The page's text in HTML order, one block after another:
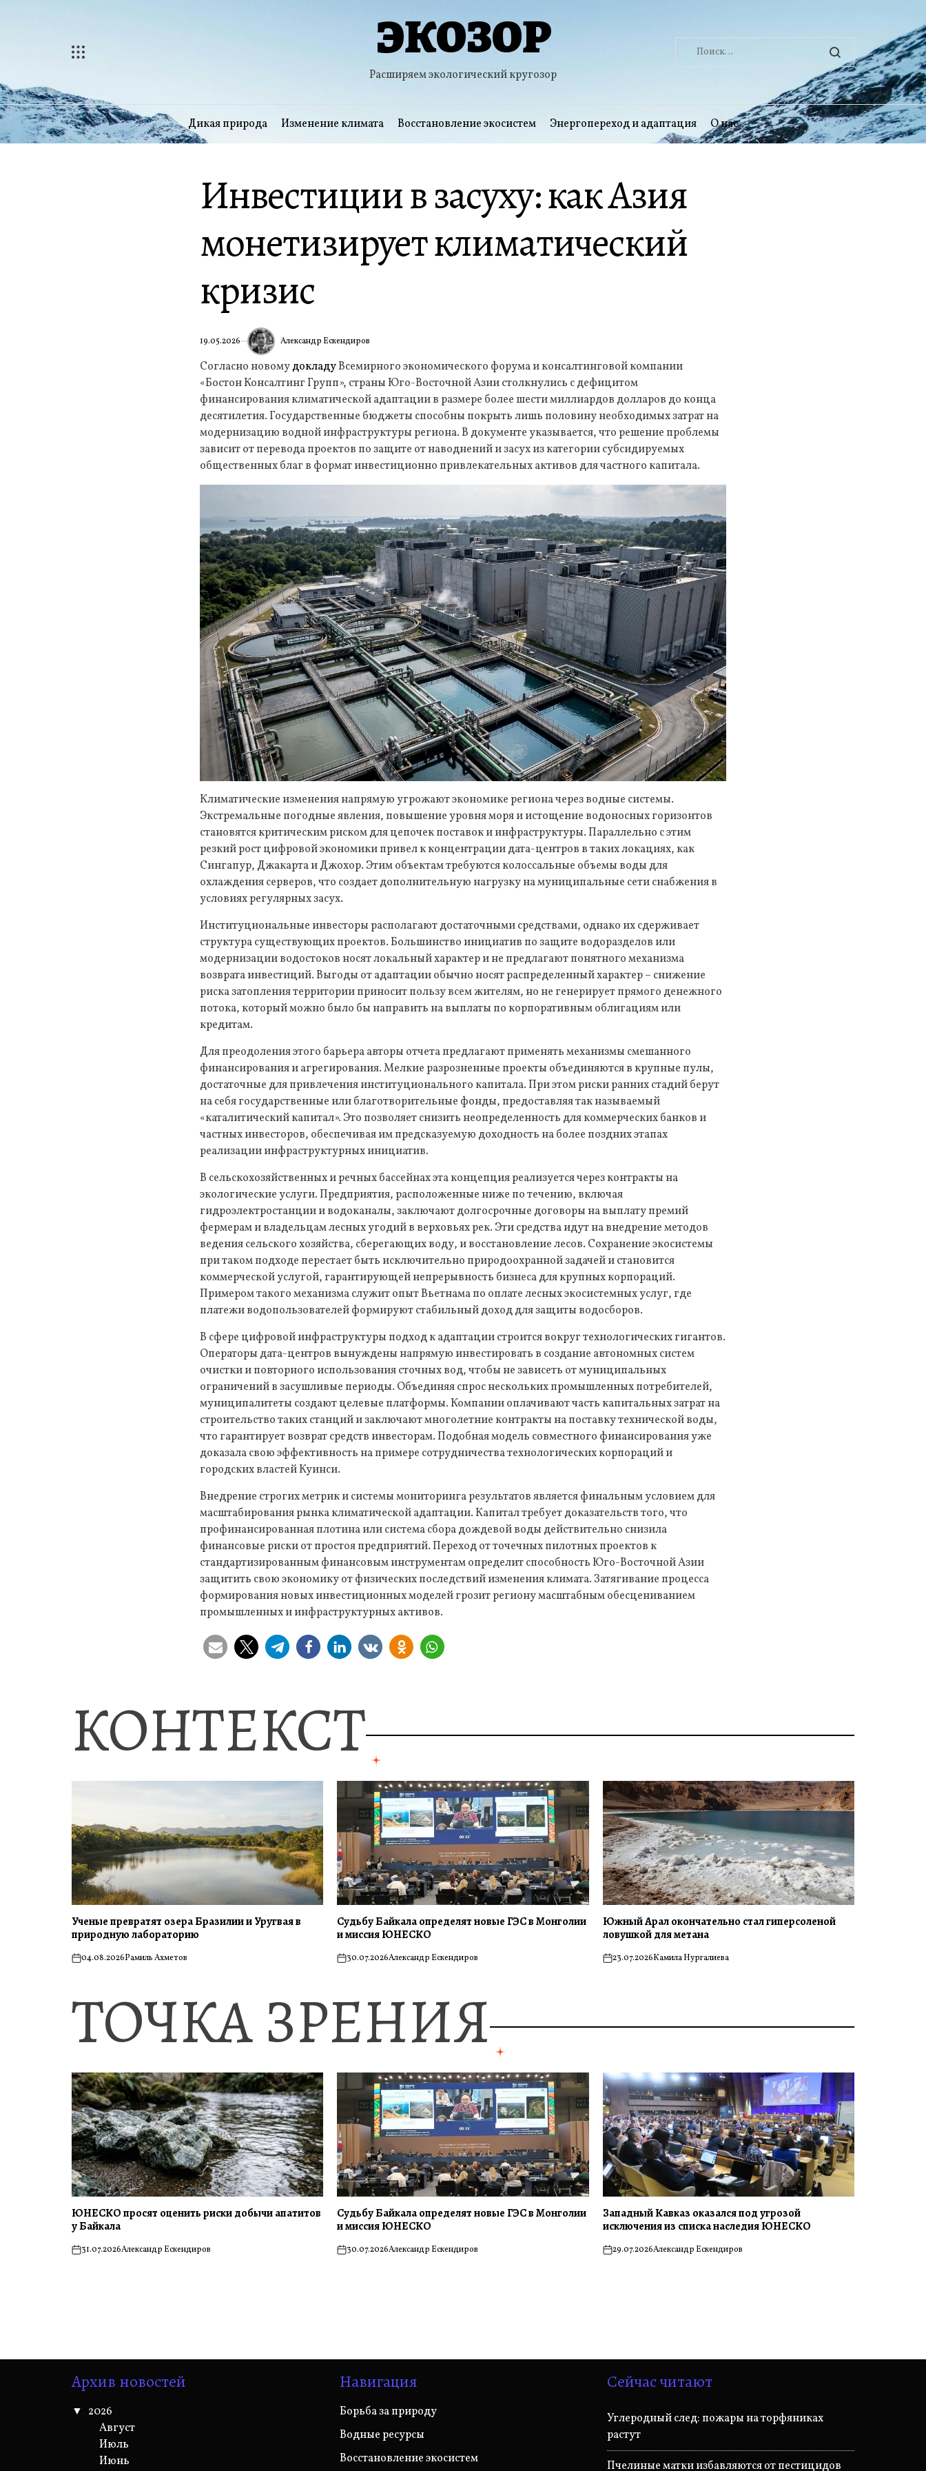
ЭКОЗОР
Расширяем экологический кругозор
Найти:
Дикая природа Изменение климата Восстановление экосистем Энергопереход и адаптация О нас
Инвестиции в засуху: как Азия
монетизирует климатический
кризис
19.05.2026 Александр Ескендиров
Согласно новомудокладуВсемирного экономического форума и консалтинговой компании
«Бостон Консалтинг Групп», страны Юго-Восточной Азии столкнулись с дефицитом
финансирования климатической адаптации в размере более шести миллиардов долларов до конца
десятилетия. Государственные бюджеты способны покрыть лишь половину необходимых затрат на
модернизацию водной инфраструктуры региона. В документе указывается, что решение проблемы
зависит от перевода проектов по защите от наводнений и засух из категории субсидируемых
общественных благ в формат инвестиционно привлекательных активов для частного капитала.
Климатические изменения напрямую угрожают экономике региона через водные системы.
Экстремальные погодные явления, повышение уровня моря и истощение водоносных горизонтов
становятся критическим риском для цепочек поставок и инфраструктуры. Параллельно с этим
резкий рост цифровой экономики привел к концентрации дата-центров в таких локациях, как
Сингапур, Джакарта и Джохор. Этим объектам требуются колоссальные объемы воды для
охлаждения серверов, что создает дополнительную нагрузку на муниципальные сети снабжения в
условиях регулярных засух.
Институциональные инвесторы располагают достаточными средствами, однако их сдерживает
структура существующих проектов. Большинство инициатив по защите водоразделов или
модернизации водостоков носят локальный характер и не предлагают понятного механизма
возврата инвестиций. Выгоды от адаптации обычно носят распределенный характер – снижение
риска затопления территории приносит пользу всем жителям, но не генерирует прямого денежного
потока, который можно было бы направить на выплаты по корпоративным облигациям или
кредитам.
Для преодоления этого барьера авторы отчета предлагают применять механизмы смешанного
финансирования и агрегирования. Мелкие разрозненные проекты объединяются в крупные пулы,
достаточные для привлечения институционального капитала. При этом риски ранних стадий берут
на себя государственные или благотворительные фонды, предоставляя так называемый
«каталитический капитал». Это позволяет снизить неопределенность для коммерческих банков и
частных инвесторов, обеспечивая им предсказуемую доходность на более поздних этапах
реализации инфраструктурных инициатив.
В сельскохозяйственных и речных бассейнах эта концепция реализуется через контракты на
экологические услуги. Предприятия, расположенные ниже по течению, включая
гидроэлектростанции и водоканалы, заключают долгосрочные договоры на выплату премий
фермерам и владельцам лесных угодий в верховьях рек. Эти средства идут на внедрение методов
ведения сельского хозяйства, сберегающих воду, и восстановление лесов. Сохранение экосистемы
при таком подходе перестает быть исключительно природоохранной задачей и становится
коммерческой услугой, гарантирующей непрерывность бизнеса для крупных корпораций.
Примером такого механизма служит опыт Вьетнама по оплате лесных экосистемных услуг, где
платежи водопользователей формируют стабильный доход для защиты водосборов.
В сфере цифровой инфраструктуры подход к адаптации строится вокруг технологических гигантов.
Операторы дата-центров вынуждены напрямую инвестировать в создание автономных систем
очистки и повторного использования сточных вод, чтобы не зависеть от муниципальных
ограничений в засушливые периоды. Объединяя спрос нескольких промышленных потребителей,
муниципалитеты создают целевые платформы. Компании оплачивают часть капитальных затрат на
строительство таких станций и заключают многолетние контракты на поставку технической воды,
что гарантирует возврат средств инвесторам. Подобная модель совместного финансирования уже
доказала свою эффективность на примере сотрудничества технологических корпораций и
городских властей Куинси.
Внедрение строгих метрик и системы мониторинга результатов является финальным условием для
масштабирования рынка климатической адаптации. Капитал требует доказательств того, что
профинансированная плотина или система сбора дождевой воды действительно снизила
финансовые риски от простоя предприятий. Переход от точечных пилотных проектов к
стандартизированным финансовым инструментам определит способность Юго-Восточной Азии
защитить свою экономику от физических последствий изменения климата. Затягивание процесса
формирования новых инвестиционных моделей грозит региону масштабным обесцениванием
промышленных и инфраструктурных активов.
КОНТЕКСТ
Ученые превратят озера Бразилии и Уругвая в
природную лабораторию
on04.08.2026Рамиль Ахметов
Судьбу Байкала определят новые ГЭС в Монголии
и миссия ЮНЕСКО
on30.07.2026Александр Ескендиров
Южный Арал окончательно стал гиперсоленой
ловушкой для метана
on23.07.2026Камила Нургалиева
ТОЧКА ЗРЕНИЯ
ЮНЕСКО просят оценить риски добычи апатитов
у Байкала
on31.07.2026Александр Ескендиров
Судьбу Байкала определят новые ГЭС в Монголии
и миссия ЮНЕСКО
on30.07.2026Александр Ескендиров
Западный Кавказ оказался под угрозой
исключения из списка наследия ЮНЕСКО
on29.07.2026Александр Ескендиров
Архив новостей
2026
Август
Июль
Июнь
Навигация
Борьба за природу
Водные ресурсы
Восстановление экосистем
Сейчас читают
Углеродный след: пожары на торфяниках
растут
Пчелиные матки избавляются от пестицидов